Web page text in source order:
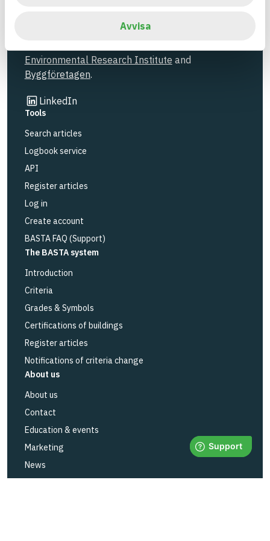
Avvisa
Environmental Research Institute and
Byggföretagen.
LinkedIn
Link to other website
Tools
Search articles
Logbook service
API
Register articles
Log in
Create account
BASTA FAQ (Support)
The BASTA system
Introduction
Criteria
Grades & Symbols
Certifications of buildings
Register articles
Notifications of criteria change
About us
About us
Contact
Education & events
Marketing
News